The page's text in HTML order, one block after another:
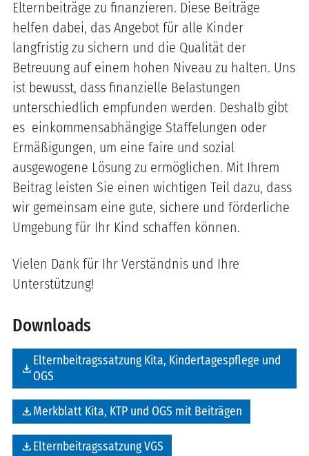
Elternbeiträge zu finanzieren. Diese Beiträge
helfen dabei, das Angebot für alle Kinder
langfristig zu sichern und die Qualität der
Betreuung auf einem hohen Niveau zu halten. Uns
ist bewusst, dass finanzielle Belastungen
unterschiedlich empfunden werden. Deshalb gibt
es einkommensabhängige Staffelungen oder
Ermäßigungen, um eine faire und sozial
ausgewogene Lösung zu ermöglichen. Mit Ihrem
Beitrag leisten Sie einen wichtigen Teil dazu, dass
wir gemeinsam eine gute, sichere und förderliche
Umgebung für Ihr Kind schaffen können.
Vielen Dank für Ihr Verständnis und Ihre
Unterstützung!
Downloads
file_download
Elternbeitragssatzung Kita, Kindertagespflege und
OGS
file_downloadMerkblatt Kita, KTP und OGS mit Beiträgen
file_download Elternbeitragssatzung VGS